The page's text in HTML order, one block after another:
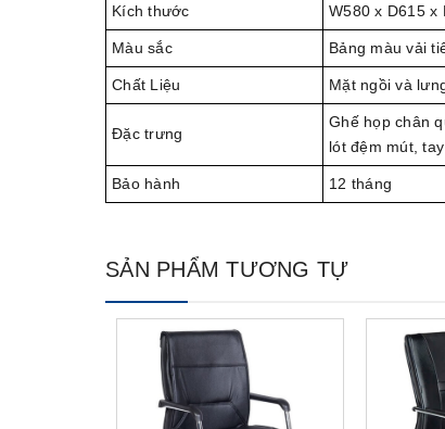
Kích thước W580 x D615 x
Màu sắc Bảng màu vải
Chất Liệu Mặt ngồi và
Đặc trưng
Ghế họp chân
lót đệm mút,
Bảo hành 12 tháng
SẢN PHẨM TƯƠNG TỰ